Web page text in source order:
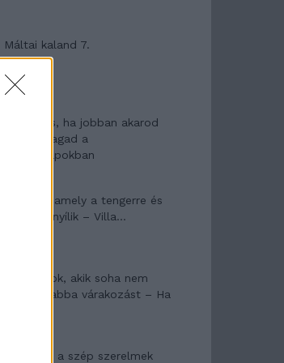
Máltai kaland 7.
10 tanács, ha jobban akarod
érezni magad a
hétköznapokban
Egy ház, amely a tengerre és
a fényre nyílik – Villa...
A családok, akik soha nem
hagyták abba várakozást – Ha
Panna és a szép szerelmek